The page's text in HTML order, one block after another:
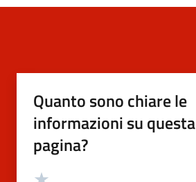
Quanto sono chiare le
informazioni su questa
pagina?
Valutazione